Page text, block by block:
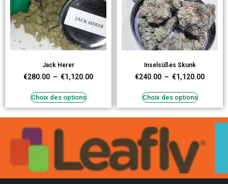
Jack Herer
€280.00 – €1,120.00
Choix des options
Inselsüßes Skunk
€240.00 – €1,120.00
Choix des options